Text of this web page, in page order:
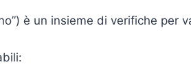
è un insieme di verifiche per